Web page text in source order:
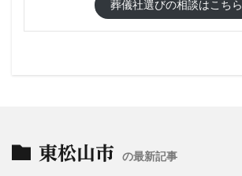
葬儀社選びの相談はこちら
東松山市 の最新記事